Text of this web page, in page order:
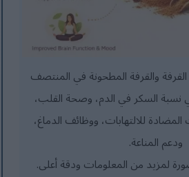
والقرفة المطحونة في المنتصف
نسبة السكر في الدم، وصحة القلب،
المضادة للالتهابات، ووظائف الدماغ،
ودعم المناعة.
لمزيد من المعلومات ودقة أعلى.